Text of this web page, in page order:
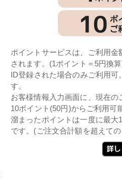
ポイントサービスは、ご利用
されます。(1ポイント＝5円換
ID登録された場合のみご利用
す。
お客様情報入力画面に、現在の
10ポイント(50円)からご利用可
溜まったポイントは一度に最大
です。(ご注文合計額を超えて